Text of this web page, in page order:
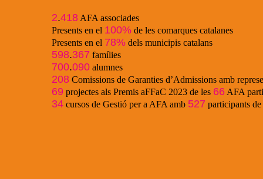
2.418 AFA associades
Presents en el 100% de les comarques catalanes
Presents en el 78% dels municipis catalans
598.367 famílies
700.090 alumnes
208 Comissions de Garanties d’Admissions amb
69 projectes als Premis aFFaC 2023 de les 66 AFA
34 cursos de Gestió per a AFA amb 527 participants de